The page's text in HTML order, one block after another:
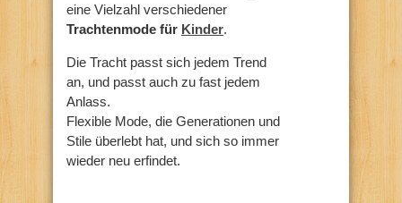
eine Vielzahl verschiedener
Trachtenmode für Kinder.
Die Tracht passt sich jedem Trend
an, und passt auch zu fast jedem
Anlass.
Flexible Mode, die Generationen und
Stile überlebt hat, und sich so immer
wieder neu erfindet.